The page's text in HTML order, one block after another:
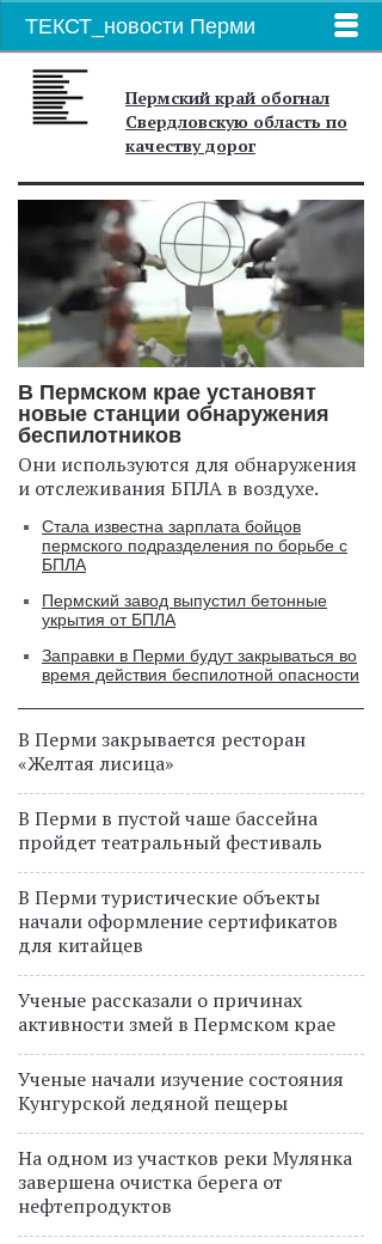
ТЕКСТ_новости Перми
Пермский край обогнал
Свердловскую область по
качеству дорог
В Пермском крае установят
новые станции обнаружения
беспилотников
Они используются для обнаружения
и отслеживания БПЛА в воздухе.
Стала известна зарплата бойцов
пермского подразделения по борьбе с
БПЛА
Пермский завод выпустил бетонные
укрытия от БПЛА
Заправки в Перми будут закрываться во
время действия беспилотной опасности
В Перми закрывается ресторан
«Желтая лисица»
В Перми в пустой чаше бассейна
пройдет театральный фестиваль
В Перми туристические объекты
начали оформление сертификатов
для китайцев
Ученые рассказали о причинах
активности змей в Пермском крае
Ученые начали изучение состояния
Кунгурской ледяной пещеры
На одном из участков реки Мулянка
завершена очистка берега от
нефтепродуктов